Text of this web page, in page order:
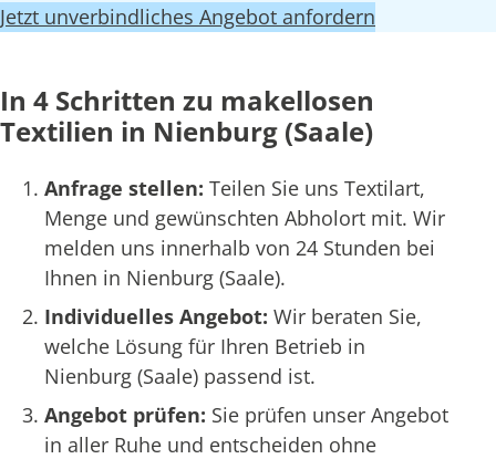
Jetzt unverbindliches Angebot anfordern
In 4 Schritten zu makellosen
Textilien in Nienburg (Saale)
Anfrage stellen: Teilen Sie uns Textilart,
Menge und gewünschten Abholort mit. Wir
melden uns innerhalb von 24 Stunden bei
Ihnen in Nienburg (Saale).
Individuelles Angebot: Wir beraten Sie,
welche Lösung für Ihren Betrieb in
Nienburg (Saale) passend ist.
Angebot prüfen: Sie prüfen unser Angebot
in aller Ruhe und entscheiden ohne